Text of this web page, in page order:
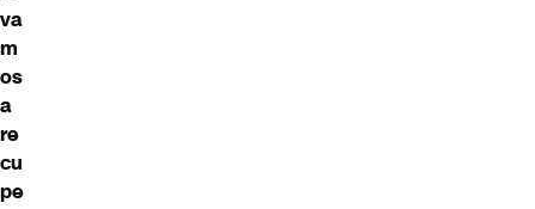
va
m
os
a
re
cu
pe